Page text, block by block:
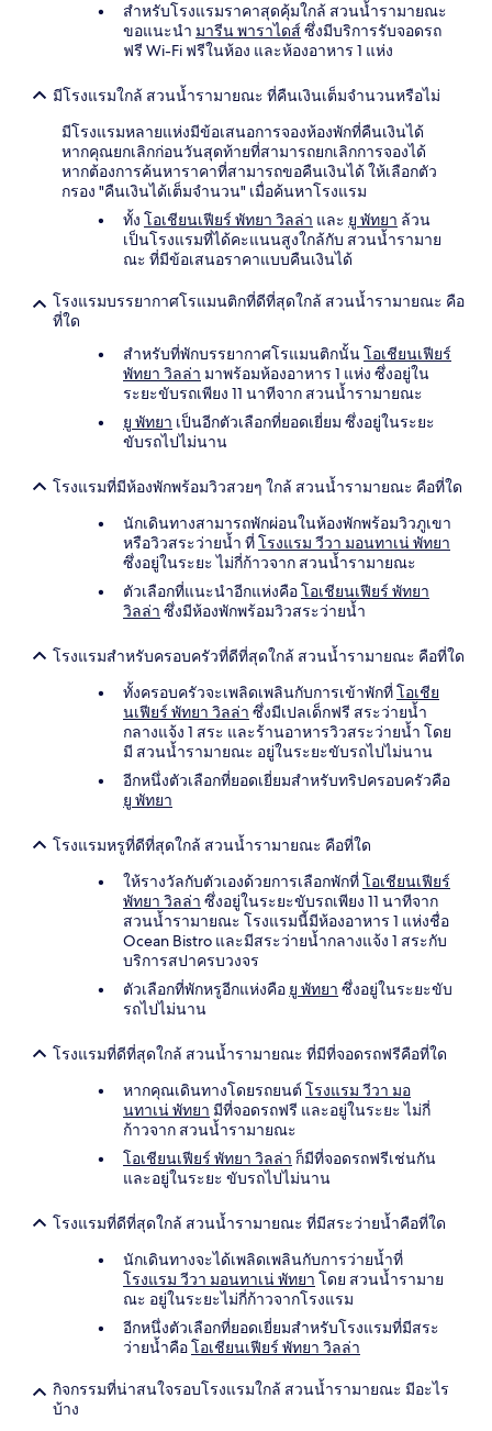
สำหรับโรงแรมราคาสุดคุ้มใกล้ สวนน้ำรามายณะ
ขอแนะนำ มารีน พาราไดส์ ซึ่งมีบริการรับจอดรถ
ฟรี Wi-Fi ฟรีในห้อง และห้องอาหาร 1 แห่ง
มีโรงแรมใกล้ สวนน้ำรามายณะ ที่คืนเงินเต็มจำนวนหรือไม่
มีโรงแรมหลายแห่งมีข้อเสนอการจองห้องพักที่คืนเงินได้
หากคุณยกเลิกก่อนวันสุดท้ายที่สามารถยกเลิกการจองได้
หากต้องการค้นหาราคาที่สามารถขอคืนเงินได้ ให้เลือกตัว
กรอง "คืนเงินได้เต็มจำนวน" เมื่อค้นหาโรงแรม
ทั้ง โอเชียนเฟียร์ พัทยา วิลล่า และ ยู พัทยา ล้วน
เป็นโรงแรมที่ได้คะแนนสูงใกล้กับ สวนน้ำรามาย
ณะ ที่มีข้อเสนอราคาแบบคืนเงินได้
โรงแรมบรรยากาศโรแมนติกที่ดีที่สุดใกล้ สวนน้ำรามายณะ คือ
ที่ใด
สำหรับที่พักบรรยากาศโรแมนติกนั้นโอเชียนเฟียร์
พัทยา วิลล่า มาพร้อมห้องอาหาร 1 แห่ง ซึ่งอยู่ใน
ระยะขับรถเพียง 11 นาทีจาก สวนน้ำรามายณะ
ยู พัทยา เป็นอีกตัวเลือกที่ยอดเยี่ยม ซึ่งอยู่ในระยะ
ขับรถไปไม่นาน
โรงแรมที่มีห้องพักพร้อมวิวสวยๆ ใกล้ สวนน้ำรามายณะ คือที่ใด
นักเดินทางสามารถพักผ่อนในห้องพักพร้อมวิวภูเขา
หรือวิวสระว่ายน้ำ ที่โรงแรม วีวา มอนทาเน่ พัทยา
ซึ่งอยู่ในระยะ ไม่กี่ก้าวจาก สวนน้ำรามายณะ
ตัวเลือกที่แนะนำอีกแห่งคือโอเชียนเฟียร์ พัทยา
วิลล่า ซึ่งมีห้องพักพร้อมวิวสระว่ายน้ำ
โรงแรมสำหรับครอบครัวที่ดีที่สุดใกล้ สวนน้ำรามายณะ คือที่ใด
ทั้งครอบครัวจะเพลิดเพลินกับการเข้าพักที่โอเชีย
นเฟียร์ พัทยา วิลล่า ซึ่งมีเปลเด็กฟรี สระว่ายน้ำ
กลางแจ้ง 1 สระ และร้านอาหารวิวสระว่ายน้ำ โดย
มี สวนน้ำรามายณะ อยู่ในระยะขับรถไปไม่นาน
อีกหนึ่งตัวเลือกที่ยอดเยี่ยมสำหรับทริปครอบครัวคือ
ยู พัทยา
โรงแรมหรูที่ดีที่สุดใกล้ สวนน้ำรามายณะ คือที่ใด
ให้รางวัลกับตัวเองด้วยการเลือกพักที่โอเชียนเฟียร์
พัทยา วิลล่า ซึ่งอยู่ในระยะขับรถเพียง 11 นาทีจาก
สวนน้ำรามายณะ โรงแรมนี้มีห้องอาหาร 1 แห่งชื่อ
Ocean Bistro และมีสระว่ายน้ำกลางแจ้ง 1 สระกับ
บริการสปาครบวงจร
ตัวเลือกที่พักหรูอีกแห่งคือ ยู พัทยา ซึ่งอยู่ในระยะขับ
รถไปไม่นาน
โรงแรมที่ดีที่สุดใกล้ สวนน้ำรามายณะ ที่มีที่จอดรถฟรีคือที่ใด
หากคุณเดินทางโดยรถยนต์ โรงแรม วีวา มอ
นทาเน่ พัทยา มีที่จอดรถฟรี และอยู่ในระยะ ไม่กี่
ก้าวจาก สวนน้ำรามายณะ
โอเชียนเฟียร์ พัทยา วิลล่า ก็มีที่จอดรถฟรีเช่นกัน
และอยู่ในระยะ ขับรถไปไม่นาน
โรงแรมที่ดีที่สุดใกล้ สวนน้ำรามายณะ ที่มีสระว่ายน้ำคือที่ใด
นักเดินทางจะได้เพลิดเพลินกับการว่ายน้ำที่
โรงแรม วีวา มอนทาเน่ พัทยา โดย สวนน้ำรามาย
ณะ อยู่ในระยะไม่กี่ก้าวจากโรงแรม
อีกหนึ่งตัวเลือกที่ยอดเยี่ยมสำหรับโรงแรมที่มีสระ
ว่ายน้ำคือโอเชียนเฟียร์ พัทยา วิลล่า
กิจกรรมที่น่าสนใจรอบโรงแรมใกล้ สวนน้ำรามายณะ มีอะไร
บ้าง